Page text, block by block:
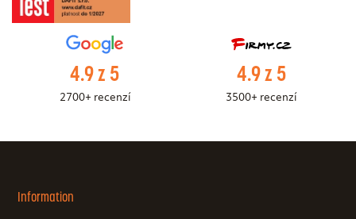
4.9 z 5
2700+ recenzí
4.9 z 5
3500+ recenzí
Information